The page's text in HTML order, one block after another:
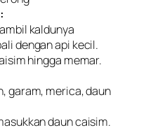
kaldunya
dengan api kecil.
hingga memar.
garam, merica, daun
daun caisim.